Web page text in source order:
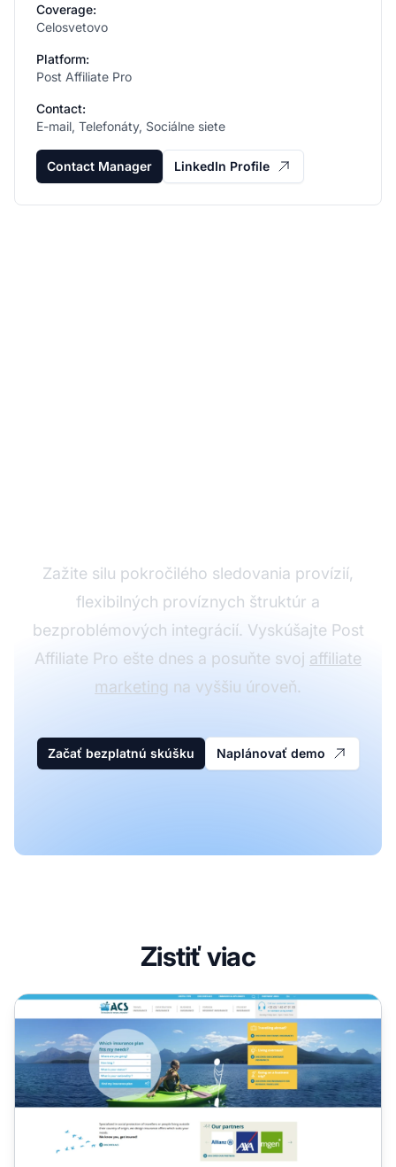
Coverage:
Celosvetovo
Platform:
Post Affiliate Pro
Contact:
E-mail, Telefonáty, Sociálne siete
Contact Manager LinkedIn Profile
Zažite silu pokročilého sledovania provízií,
flexibilných províznych štruktúr a
bezproblémových integrácií. Vyskúšajte Post
Affiliate Pro ešte dnes a posuňte svoj affiliate
marketing na vyššiu úroveň.
Začať bezplatnú skúšku Naplánovať demo
Zistiť viac
Partnerský program ACS Assurances Voyage &